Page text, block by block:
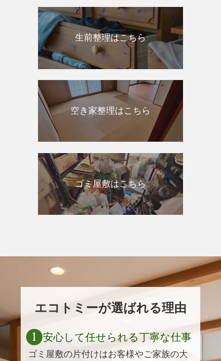
生前整理はこちら
空き家整理はこちら
ゴミ屋敷はこちら
エコトミーが選ばれる理由
安心して任せられる丁寧な仕事
ゴミ屋敷の片付けはお客様やご家族の大
1